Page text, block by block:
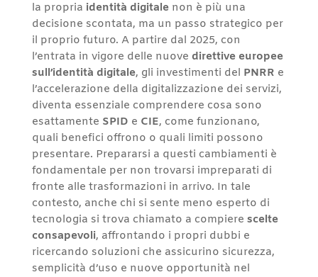
la propria identità digitalenon è più una
decisione scontata, ma un passo strategico per
il proprio futuro. A partire dal 2025, con
l’entrata in vigore delle nuove direttive europee
sull’identità digitale, gli investimenti del PNRR e
l’accelerazione della digitalizzazione dei servizi,
diventa essenziale comprendere cosa sono
esattamente SPID e CIE, come funzionano,
quali benefici offrono o quali limiti possono
presentare. Prepararsi a questi cambiamenti è
fondamentale per non trovarsi impreparati di
fronte alle trasformazioni in arrivo. In tale
contesto, anche chi si sente meno esperto di
tecnologia si trova chiamato a compiere scelte
consapevoli, affrontando i propri dubbi e
ricercando soluzioni che assicurino sicurezza,
semplicità d’uso e nuove opportunità nel